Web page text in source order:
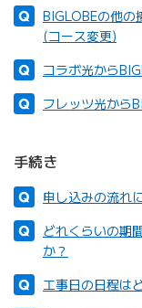
BIGLOBEの他の
(コース変更)
コラボ光から
フレッツ光から
手続き
申し込みの流れ
どれくらいの期
か？
工事日の日程は